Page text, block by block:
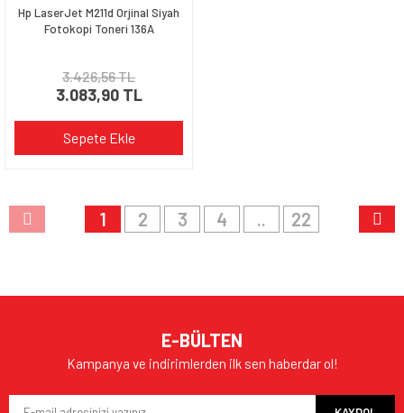
Hp LaserJet M211d Orjinal Siyah
Fotokopi Toneri 136A
3.426,56 TL
3.083,90 TL
Sepete Ekle
1 2 3 4 .. 22
E-BÜLTEN
Kampanya ve indirimlerden ilk sen haberdar ol!